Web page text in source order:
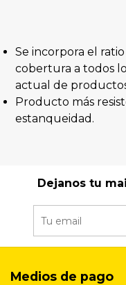
Se incorpora el
cobertura a todos
actual de
Producto más
estanqueidad.
Dejanos tu
Medios de pago